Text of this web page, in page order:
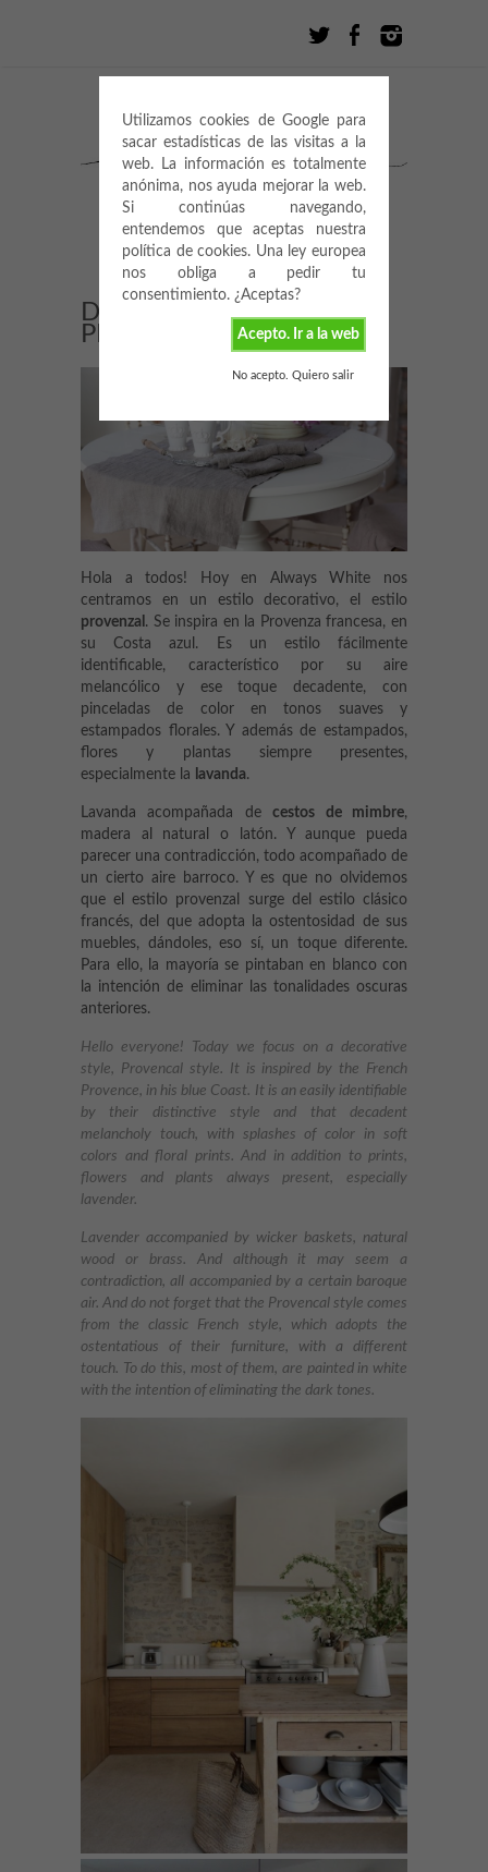
Utilizamos cookies de Google para
sacar estadísticas de las visitas a la
web. La información es totalmente
anónima, nos ayuda mejorar la web.
Si continúas navegando,
entendemos que aceptas nuestra
política de cookies. Una ley europea
nos obliga a pedir tu
consentimiento. ¿Aceptas?
Acepto. Ir a la web
No acepto. Quiero salir
DECO: ESTILO
PROVENZAL
Hola a todos! Hoy en Always White nos
centramos en un estilo decorativo, el estilo
provenzal . Se inspira en la Provenza francesa, en
su Costa azul. Es un estilo fácilmente
identificable, característico por su aire
melancólico y ese toque decadente, con
pinceladas de color en tonos suaves y
estampados florales. Y además de estampados,
flores y plantas siempre presentes,
especialmente la lavanda.
Lavanda acompañada decestos de mimbre,
madera al natural o latón. Y aunque pueda
parecer una contradicción, todo acompañado de
un cierto aire barroco. Y es que no olvidemos
que el estilo provenzal surge del estilo clásico
francés, del que adopta la ostentosidad de sus
muebles, dándoles, eso sí, un toque diferente.
Para ello, la mayoría se pintaban en blanco con
la intención de eliminar las tonalidades oscuras
anteriores.
Hello everyone! Today we focus on a decorative
style, Provencal style. It is inspired by the French
Provence, in his blue Coast. It is an easily identifiable
by their distinctive style and that decadent
melancholy touch, with splashes of color in soft
colors and floral prints. And in addition to prints,
flowers and plants always present, especially
lavender.
Lavender accompanied by wicker baskets, natural
wood or brass. And although it may seem a
contradiction, all accompanied by a certain baroque
air. And do not forget that the Provencal style comes
from the classic French style, which adopts the
ostentatious of their furniture, with a different
touch. To do this, most of them, are painted in white
with the intention of eliminating the dark tones.